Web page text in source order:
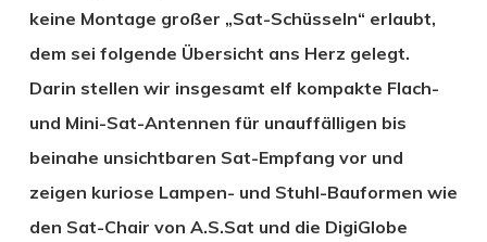
keine Montage großer „Sat-Schüsseln“ erlaubt,
dem sei folgende Übersicht ans Herz gelegt.
Darin stellen wir insgesamt elf kompakte Flach-
und Mini-Sat-Antennen für unauffälligen bis
beinahe unsichtbaren Sat-Empfang vor und
zeigen kuriose Lampen- und Stuhl-Bauformen wie
den Sat-Chair von A.S.Sat und die DigiGlobe